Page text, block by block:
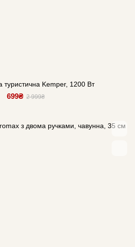
туристична Kemper, 1200 Вт
699₴ 2 999₴